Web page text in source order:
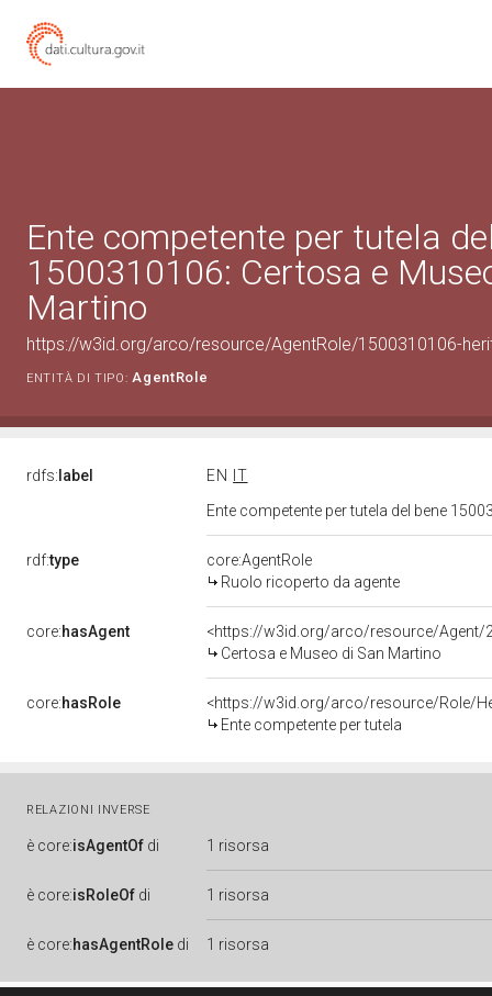
Ente competente per tutela
1500310106: Certosa e
Martino
https://w3id.org/arco/resource/AgentRole/1500310106-
ENTITÀ DI TIPO: AgentRole
rdfs: label EN
IT
Ente competente per tutela del bene
rdf:type
core:AgentRole
Ruolo ricoperto da agente
core:hasAgent
<https://w3id.org/arco/resource/Agent/
Certosa e Museo di San Martino
core:hasRole
<https://w3id.org/arco/resource/Role/
Ente competente per tutela
RELAZIONI INVERSE
è core:isAgentOf di 1 risorsa
è core:isRoleOf di 1 risorsa
è core:hasAgentRole di 1 risorsa